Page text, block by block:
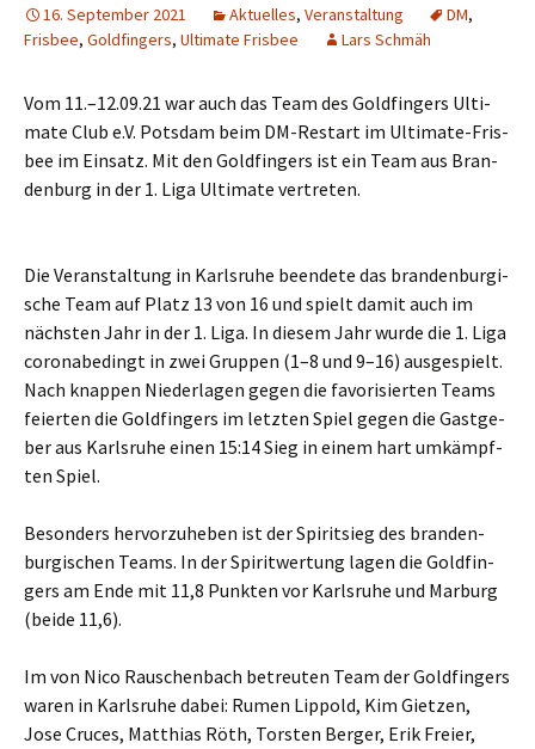
16. September 2021 Aktuelles, Veranstaltung DM,
Frisbee, Goldfingers, Ultimate Frisbee Lars Schmäh
Vom 11.–12.09.21 war auch das Team des Gold­fin­gers Ulti­
ma­te Club e.V. Pots­dam beim DM-Restart im Ulti­ma­te-Fris­
bee im Ein­satz. Mit den Gold­fin­gers ist ein Team aus Bran­
den­burg in der 1. Liga Ulti­ma­te vertreten.
Die Ver­an­stal­tung in Karls­ru­he been­de­te das bran­den­bur­gi­
sche Team auf Platz 13 von 16 und spielt damit auch im
nächs­ten Jahr in der 1. Liga. In die­sem Jahr wur­de die 1. Liga
coro­nabe­dingt in zwei Grup­pen (1–8 und 9–16) aus­ge­spielt.
Nach knap­pen Nie­der­la­gen gegen die favo­ri­sier­ten Teams
fei­er­ten die Gold­fin­gers im letz­ten Spiel gegen die Gast­ge­
ber aus Karls­ru­he einen 15:14 Sieg in einem hart umkämpf­
ten Spiel.
Beson­ders her­vor­zu­he­ben ist der Spi­rit­sieg des bran­den­
bur­gi­schen Teams. In der Spi­rit­wer­tung lagen die Gold­fin­
gers am Ende mit 11,8 Punk­ten vor Karls­ru­he und Mar­burg
(bei­de 11,6).
Im von Nico Rau­schen­bach betreu­ten Team der Gold­fin­gers
waren in Karls­ru­he dabei: Rum­en Lip­pold, Kim Giet­zen,
Jose Cruces, Mat­thi­as Röth, Tors­ten Ber­ger, Erik Frei­er,